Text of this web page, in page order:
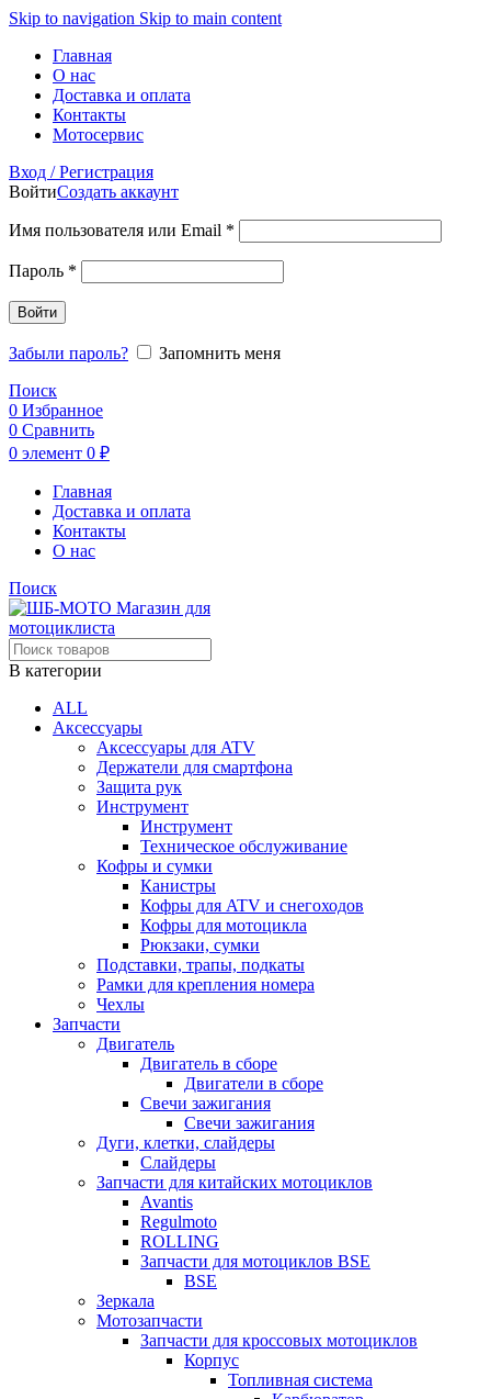
Skip to navigation Skip to main content
Главная
О нас
Доставка и оплата
Контакты
Мотосервис
Вход / Регистрация
ВойтиСоздать аккаунт
Имя пользователя или Email *
Пароль *
Войти
Забыли пароль?
Запомнить меня
Поиск
0 Избранное
0 Сравнить
0 элемент 0 ₽
Главная
Доставка и оплата
Контакты
О нас
Поиск
В категории
ALL
Аксессуары
Аксессуары для ATV
Держатели для смартфона
Защита рук
Инструмент
Инструмент
Техническое обслуживание
Кофры и сумки
Канистры
Кофры для ATV и снегоходов
Кофры для мотоцикла
Рюкзаки, сумки
Подставки, трапы, подкаты
Рамки для крепления номера
Чехлы
Запчасти
Двигатель
Двигатель в сборе
Двигатели в сборе
Свечи зажигания
Свечи зажигания
Дуги, клетки, слайдеры
Слайдеры
Запчасти для китайских мотоциклов
Avantis
Regulmoto
ROLLING
Запчасти для мотоциклов BSE
BSE
Зеркала
Мотозапчасти
Запчасти для кроссовых мотоциклов
Корпус
Топливная система